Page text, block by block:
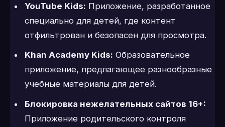
YouTube Kids: Приложение, разработанное
специально для детей, где контент
отфильтрован и безопасен для просмотра.
Khan Academy Kids: Образовательное
приложение, предлагающее разнообразные
учебные материалы для детей.
Блокировка нежелательных сайтов 16+:
Приложение родительского контроля